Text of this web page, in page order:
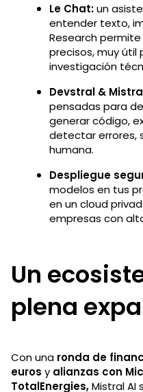
Le Chat:un
entender texto,
Research
precisos, muy
investigación
Devstral &
pensadas para
generar código,
detectar errores,
humana.
Despliegue
modelos en tus
en un cloud
empresas con
Un
plena
Con una ronda de
euros y alianzas con
TotalEnergies,Mistral AI